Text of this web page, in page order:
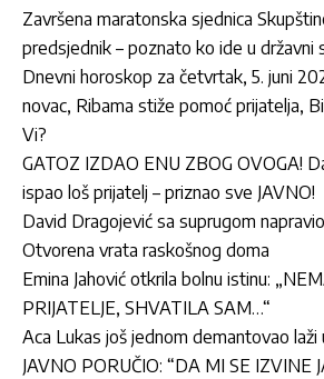
Završena maratonska sjednica
predsjednik – poznato ko ide u državni
Dnevni horoskop za četvrtak, 5. juni
novac, Ribama stiže pomoć prijatelja,
Vi?
GATOZ IZDAO ENU ZBOG OVOGA!
ispao loš prijatelj – priznao sve JAVNO!
David Dragojević sa suprugom
Otvorena vrata raskošnog doma
Emina Jahović otkrila bolnu istinu:
PRIJATELJE, SHVATILA SAM…“
Aca Lukas još jednom demantovao laži
JAVNO PORUČIO: “DA MI SE IZVINE